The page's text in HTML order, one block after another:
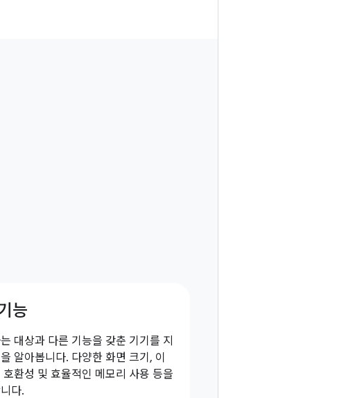
능
대상과 다른 기능을 갖춘 기기를 지
알아봅니다. 다양한 화면 크기, 이
호환성 및 효율적인 메모리 사용 등을
다.